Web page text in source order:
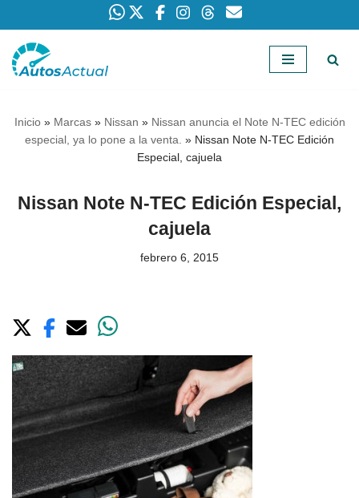
Saltar
Inicio» Marcas» Nissan » Nissan anuncia el Note N-TEC edición
especial, ya lo pone a la venta. » Nissan Note N-TEC Edición
Especial, cajuela
Nissan Note N-TEC Edición Especial,
cajuela
febrero 6, 2015